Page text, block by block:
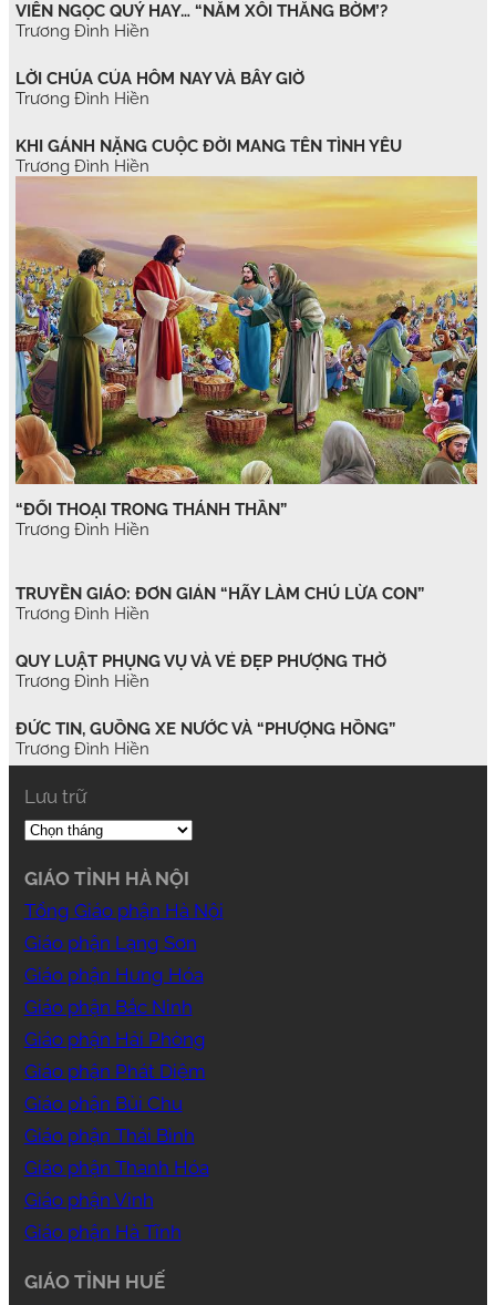
VIÊN NGỌC QUÝ HAY… “NẮM XÔI THẰNG BỜM’?
Trương Đình Hiền
LỜI CHÚA CỦA HÔM NAY VÀ BÂY GIỜ
Trương Đình Hiền
KHI GÁNH NẶNG CUỘC ĐỜI MANG TÊN TÌNH YÊU
Trương Đình Hiền
“ĐỐI THOẠI TRONG THÁNH THẦN”
Trương Đình Hiền
TRUYỀN GIÁO: ĐƠN GIẢN “HÃY LÀM CHÚ LỪA CON”
Trương Đình Hiền
QUY LUẬT PHỤNG VỤ VÀ VẺ ĐẸP PHƯỢNG THỜ
Trương Đình Hiền
ĐỨC TIN, GUỒNG XE NƯỚC VÀ “PHƯỢNG HỒNG”
Trương Đình Hiền
Lưu trữ
GIÁO TỈNH HÀ NỘI
Tổng Giáo phận Hà Nội
Giáo phận Lạng Sơn
Giáo phận Hưng Hóa
Giáo phận Bắc Ninh
Giáo phận Hải Phòng
Giáo phận Phát Diệm
Giáo phận Bùi Chu
Giáo phận Thái Bình
Giáo phận Thanh Hóa
Giáo phận Vinh
Giáo phận Hà Tĩnh
GIÁO TỈNH HUẾ